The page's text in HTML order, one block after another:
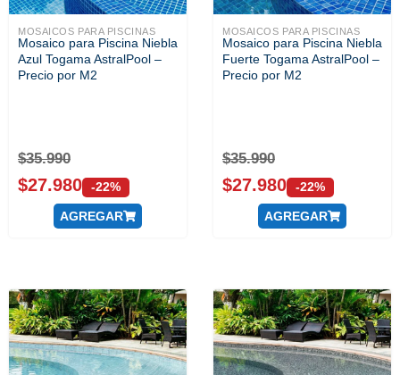
MOSAICOS PARA PISCINAS
Mosaico para Piscina Niebla
Azul Togama AstralPool –
Precio por M2
$35.990
$27.980 -22%
AGREGAR
MOSAICOS PARA PISCINAS
Mosaico para Piscina Niebla
Fuerte Togama AstralPool –
Precio por M2
$35.990
$27.980 -22%
AGREGAR